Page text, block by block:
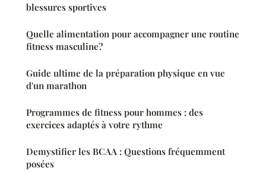
blessures sportives
Quelle alimentation pour accompagner une routine
fitness masculine?
Guide ultime de la préparation physique en vue
d'un marathon
Programmes de fitness pour hommes : des
exercices adaptés à votre rythme
Demystifier les BCAA : Questions fréquemment
posées